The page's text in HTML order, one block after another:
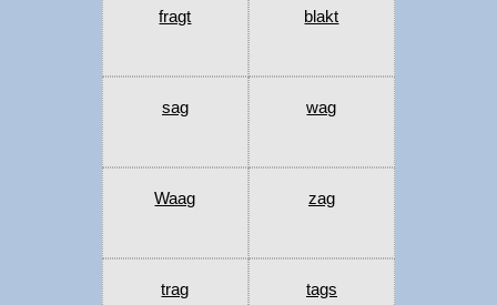
fragt blakt
sag wag
Waag zag
trag tags